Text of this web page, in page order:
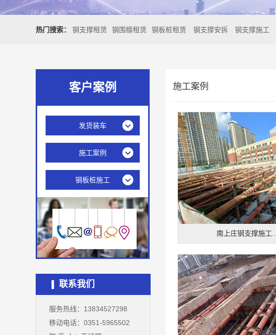
热门搜索： 钢支撑租赁 钢围檩租赁 钢板桩租赁 钢支撑安拆 钢支撑施工
客户案例
发货装车
施工案例
钢板桩施工
联系我们
服务热线：13834527298
移动电话：0351-5965502
施工案例
南上庄钢支撑施工…